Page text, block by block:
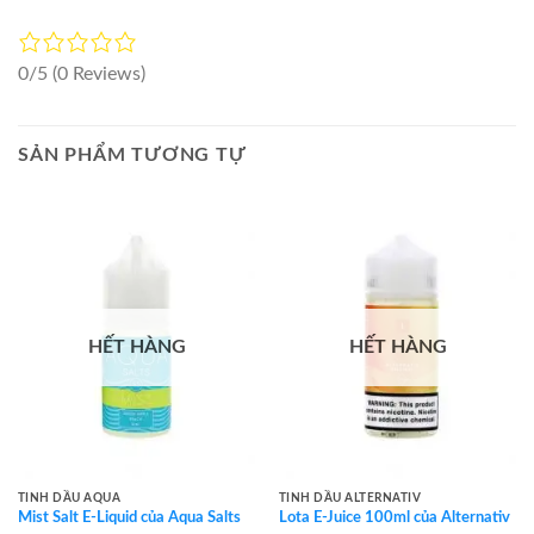
0/5 (0 Reviews)
SẢN PHẨM TƯƠNG TỰ
HẾT HÀNG
TINH DẦU AQUA
Mist Salt E-Liquid của Aqua Salts
HẾT HÀNG
TINH DẦU ALTERNATIV
Lota E-Juice 100ml của Alternativ